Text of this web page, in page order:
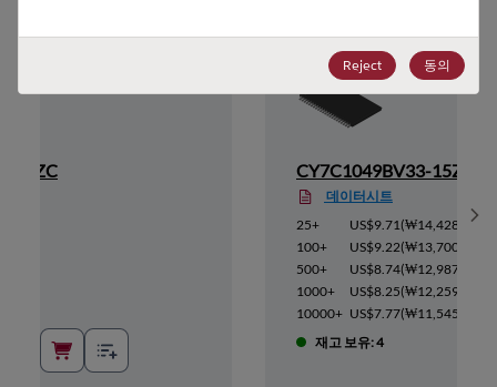
15ZC CY7C1049BV33-15ZI
데이터시트
25+
US$9.71(₩14,428
100+
US$9.22(₩13,700
500+
US$8.74(₩12,987
1000+
US$8.25(₩12,259
10000+ US$7.77(₩11,545
재고 보유: 4
Reject 동의